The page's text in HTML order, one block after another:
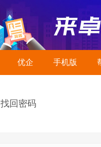
优企 手机版
找回密码